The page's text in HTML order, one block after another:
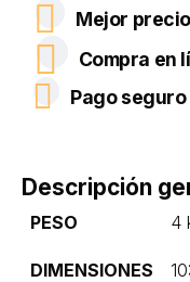
Mejor
Compra en
Pago seguro
Descripción
PESO 4
DIMENSIONES